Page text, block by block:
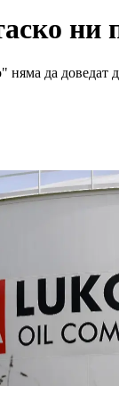
ни
няма да